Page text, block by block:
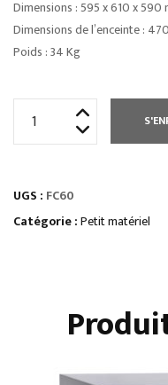
Dimensions : 595 x 610 x 590
Dimensions de l’enceinte :
Poids : 34 Kg
CONVECTION
60
UGS : FC60
Catégorie :Petit matériel